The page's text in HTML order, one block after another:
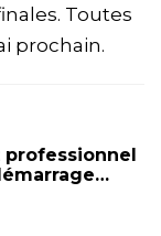
Toutes
prochain.